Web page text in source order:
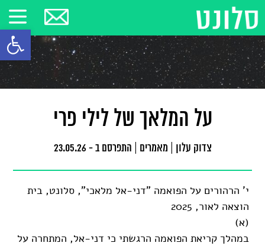
פתח
על המלאך של לילי פרי
צדוק עלון מאמרים התפרסם ב - 23.05.26
י' הרהורים על הפואמה "דני-אל מלאכי", סלונט, בית
הוצאה לאור, 2025
(א)
במהלך קריאת הפואמה הרגשתי כי דני-אל, המתחרה על